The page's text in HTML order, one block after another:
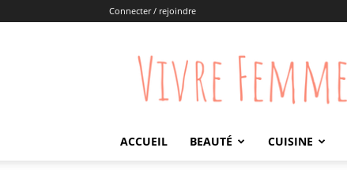
Connecter / rejoindre
Vivre
Femme
ACCUEIL BEAUTÉ CUISINE